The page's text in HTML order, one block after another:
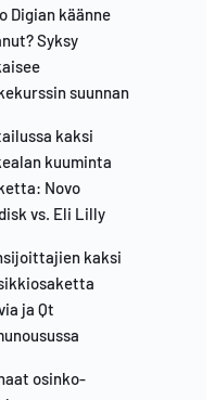
Digian käänne
Syksy
suunnan
kaksi
kuuminta
Novo
vs. Eli Lilly
kaksi
ja Qt
osinko-